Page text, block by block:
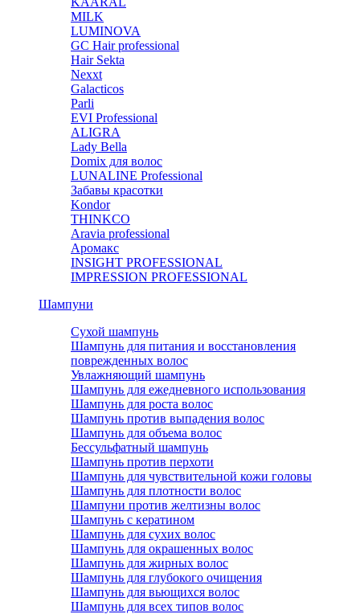
MILK
LUMINOVA
GC Hair professional
Hair Sekta
Nexxt
Galacticos
Parli
EVI Professional
ALIGRA
Lady Bella
Domix для волос
LUNALINE Professional
Забавы красотки
Kondor
THINKCO
Aravia professional
Аромакс
INSIGHT PROFESSIONAL
IMPRESSION PROFESSIONAL
Шампуни
Сухой шампунь
Шампунь для питания и восстановления
поврежденных волос
Увлажняющий шампунь
Шампунь для ежедневного использования
Шампунь для роста волос
Шампунь против выпадения волос
Шампунь для объема волос
Бессульфатный шампунь
Шампунь против перхоти
Шампунь для чувствительной кожи головы
Шампунь для плотности волос
Шампуни против желтизны волос
Шампунь с кератином
Шампунь для сухих волос
Шампунь для окрашенных волос
Шампунь для жирных волос
Шампунь для глубокого очищения
Шампунь для вьющихся волос
Шампунь для всех типов волос